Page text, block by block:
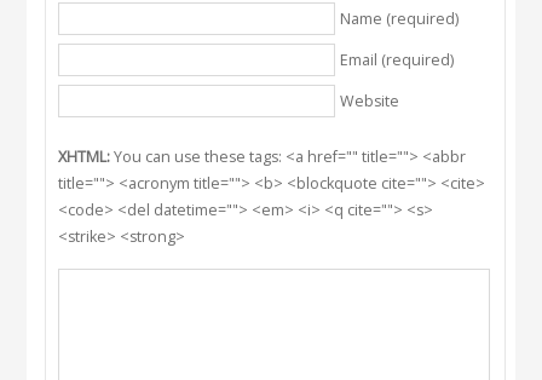
Name (required)
Email (required)
Website
XHTML:You can use these tags: <a href="" title=""> <abbr
title=""> <acronym title=""> <b> <blockquote cite=""> <cite>
<code> <del datetime=""> <em> <i> <q cite=""> <s>
<strike> <strong>